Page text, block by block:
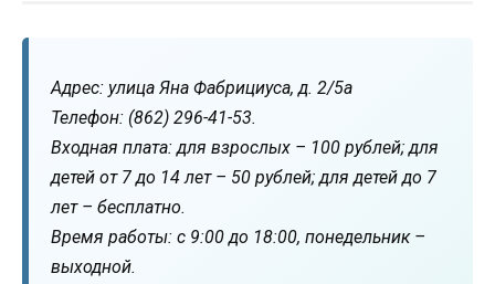
Адрес: улица Яна Фабрициуса, д. 2/5а
Телефон: (862) 296-41-53.
Входная плата: для взрослых – 100 рублей; для
детей от 7 до 14 лет – 50 рублей; для детей до 7
лет – бесплатно.
Время работы: с 9:00 до 18:00, понедельник –
выходной.